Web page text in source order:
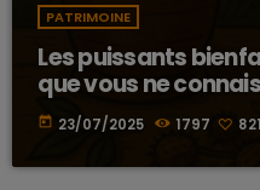
PATRIMOINE
Les puissants
que vous ne
today 23/07/2025 1797 821